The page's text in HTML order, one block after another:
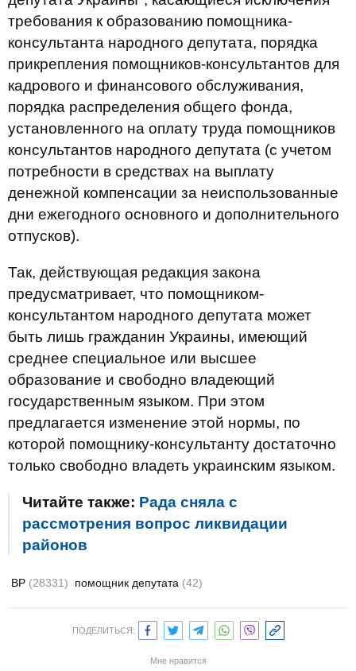
требования к образованию помощника-
консультанта народного депутата, порядка
прикрепления помощников-консультантов для
кадрового и финансового обслуживания,
порядка распределения общего фонда,
установленного на оплату труда помощников
консультантов народного депутата (с учетом
потребности в средствах на выплату
денежной компенсации за неиспользованные
дни ежегодного основного и дополнительного
отпусков).
Так, действующая редакция закона
предусматривает, что помощником-
консультантом народного депутата может
быть лишь гражданин Украины, имеющий
среднее специальное или высшее
образование и свободно владеющий
государственным языком. При этом
предлагается изменение этой нормы, по
которой помощнику-консультанту достаточно
только свободно владеть украинским языком.
Читайте также: Рада сняла с
рассмотрения вопрос ликвидации
районов
ВР (28331) помощник депутата (42)
ПОДЕЛИТЬСЯ:
Мне нравится